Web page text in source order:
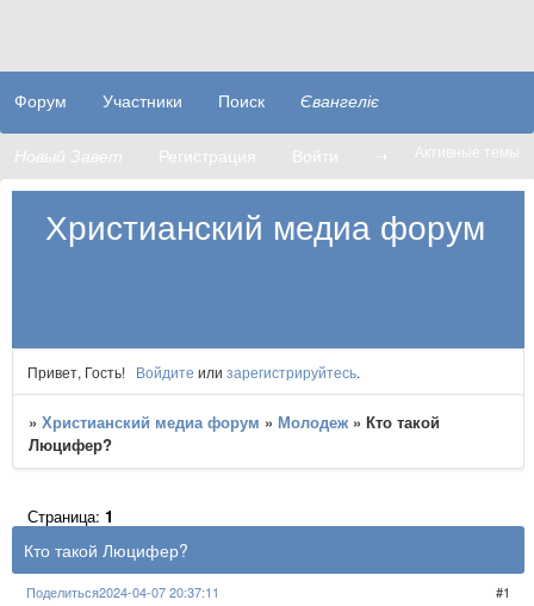
Христианский медиа форум
Форум Участники Поиск Євангеліє
Новый Завет Регистрация Войти ➝ Активные темы
Привет, Гость! Войдите или зарегистрируйтесь.
»Христианский медиа форум » Молодеж »Кто такой
Люцифер?
Кто такой Люцифер?
Страница:1
Поделиться 1
2024-04-07 20:37:11